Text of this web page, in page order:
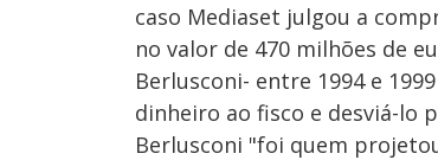
caso Mediaset julgou a
no valor de 470 milhões de
Berlusconi- entre 1994 e
dinheiro ao fisco e desviá-lo
Berlusconi "foi quem